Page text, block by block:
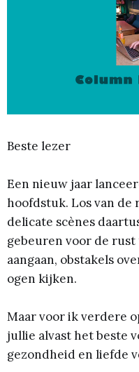
Beste lezer
Een nieuw jaar
hoofdstuk. Los van de
delicate scènes
gebeuren voor de
aangaan, obstakels
ogen kijken.
Maar voor ik verdere
jullie alvast het beste
gezondheid en liefde